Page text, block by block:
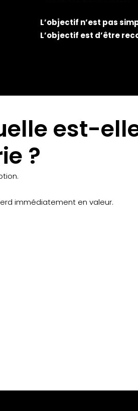
L’objectif n’est pas
L’objectif est d’être
est-
?
immédiatement en valeur.